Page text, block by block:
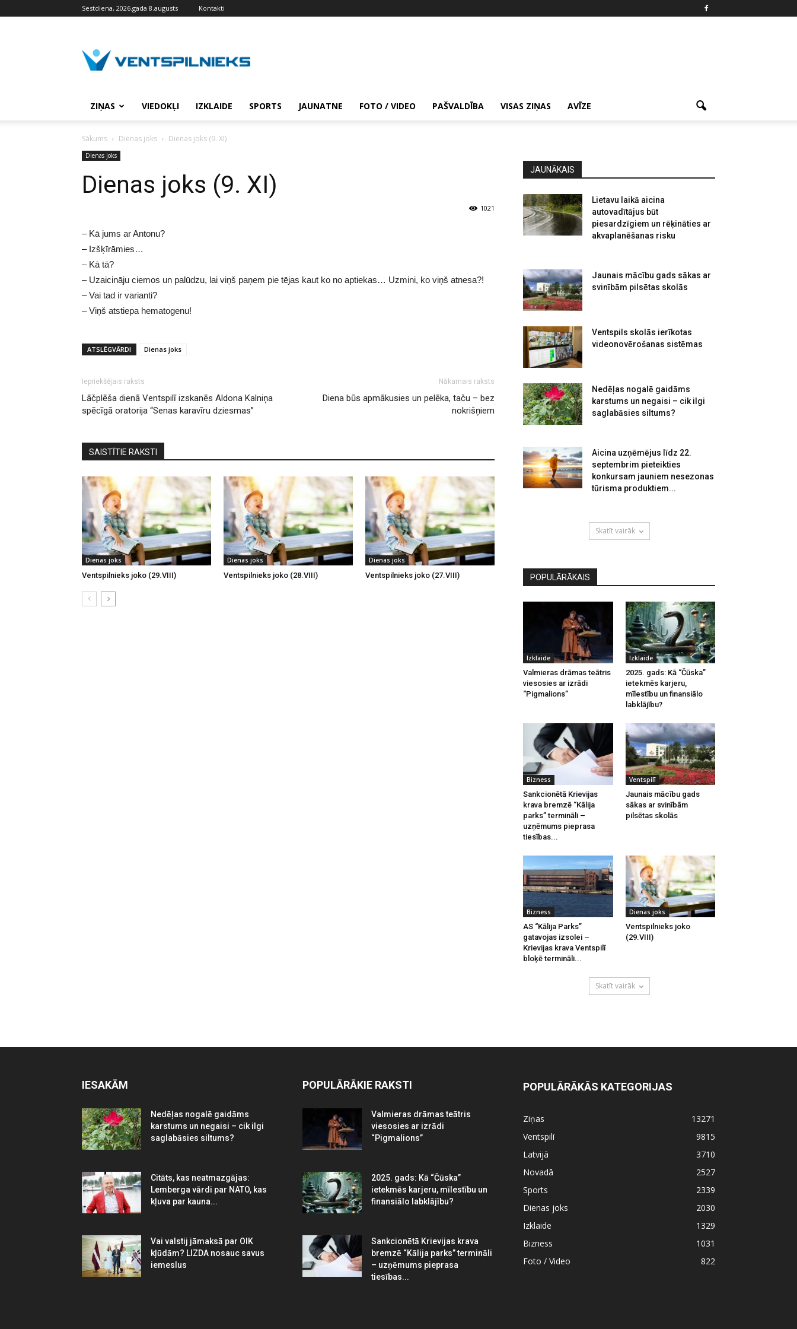
Sestdiena, 2026.gada 8.augusts Kontakti
ZIŅAS VIEDOKĻI IZKLAIDE SPORTS JAUNATNE FOTO / VIDEO PAŠVALDĪBA VISAS ZIŅAS AVĪZE
Sākums Dienas joks Dienas joks (9. XI)
Dienas joks
Dienas joks (9. XI)
1021
– Kā jums ar Antonu?
– Izšķīrāmies…
– Kā tā?
– Uzaicināju ciemos un palūdzu, lai viņš paņem pie tējas kaut ko no aptiekas… Uzmini, ko viņš atnesa?!
– Vai tad ir varianti?
– Viņš atstiepa hematogenu!
ATSLĒGVĀRDI Dienas joks
Iepriekšējais raksts
Lāčplēša dienā Ventspilī izskanēs Aldona Kalniņa
spēcīgā oratorija “Senas karavīru dziesmas”
Nākamais raksts
Diena būs apmākusies un pelēka, taču – bez
nokrišņiem
SAISTĪTIE RAKSTI
Dienas joks
Ventspilnieks joko (29.VIII)
Dienas joks
Ventspilnieks joko (28.VIII)
Dienas joks
Ventspilnieks joko (27.VIII)
JAUNĀKAIS
Lietavu laikā aicina
autovadītājus būt
piesardzīgiem un rēķināties ar
akvaplanēšanas risku
Jaunais mācību gads sākas ar
svinībām pilsētas skolās
Ventspils skolās ierīkotas
videonovērošanas sistēmas
Nedēļas nogalē gaidāms
karstums un negaisi – cik ilgi
saglabāsies siltums?
Aicina uzņēmējus līdz 22.
septembrim pieteikties
konkursam jauniem nesezonas
tūrisma produktiem...
Skatīt vairāk
POPULĀRĀKAIS
Izklaide
Valmieras drāmas teātris
viesosies ar izrādi
“Pigmalions”
Izklaide
2025. gads: Kā “Čūska”
ietekmēs karjeru,
mīlestību un finansiālo
labklājību?
Bizness
Sankcionētā Krievijas
krava bremzē “Kālija
parks” termināli –
uzņēmums pieprasa
tiesības...
Ventspilī
Jaunais mācību gads
sākas ar svinībām
pilsētas skolās
Bizness
AS “Kālija Parks”
gatavojas izsolei –
Krievijas krava Ventspilī
bloķē termināli...
Dienas joks
Ventspilnieks joko
(29.VIII)
Skatīt vairāk
IESAKĀM
Nedēļas nogalē gaidāms
karstums un negaisi – cik ilgi
saglabāsies siltums?
Citāts, kas neatmazgājas:
Lemberga vārdi par NATO, kas
kļuva par kauna...
Vai valstij jāmaksā par OIK
kļūdām? LIZDA nosauc savus
iemeslus
POPULĀRĀKIE RAKSTI
Valmieras drāmas teātris
viesosies ar izrādi
“Pigmalions”
2025. gads: Kā “Čūska”
ietekmēs karjeru, mīlestību un
finansiālo labklājību?
Sankcionētā Krievijas krava
bremzē “Kālija parks” termināli
– uzņēmums pieprasa
tiesības...
POPULĀRĀKĀS KATEGORIJAS
Ziņas
13271
Ventspilī
9815
Latvijā
3710
Novadā
2527
Sports
2339
Dienas joks
2030
Izklaide
1329
Bizness
1031
Foto / Video
822